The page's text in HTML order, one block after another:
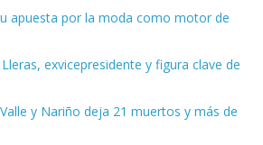
apuesta por la moda como motor de
exvicepresidente y figura clave de
y Nariño deja 21 muertos y más de